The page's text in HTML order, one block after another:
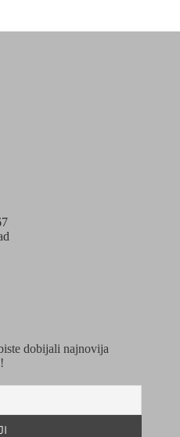
dobijali najnovija